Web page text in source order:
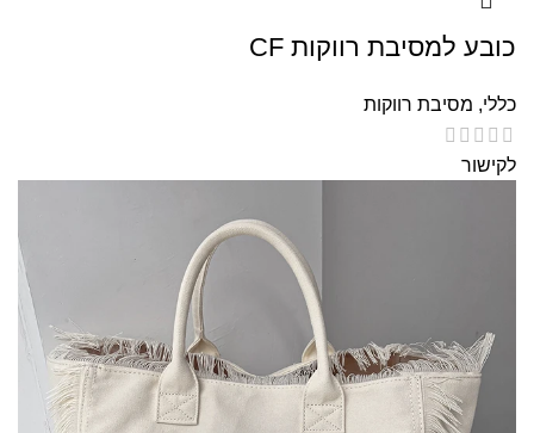
כובע למסיבת רווקות CF
כללי, מסיבת רווקות
לקישור